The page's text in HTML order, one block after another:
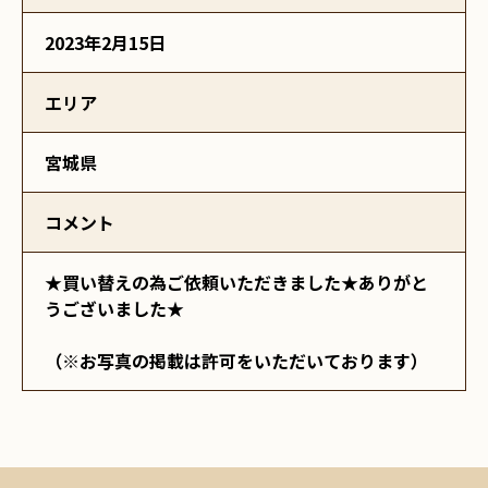
2023年2月15日
エリア
宮城県
コメント
★買い替えの為ご依頼いただきました★ありがと
うございました★
（※お写真の掲載は許可をいただいております）